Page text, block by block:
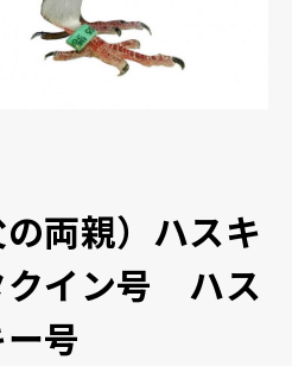
の両親）ハスキ
イン号 ハス
号